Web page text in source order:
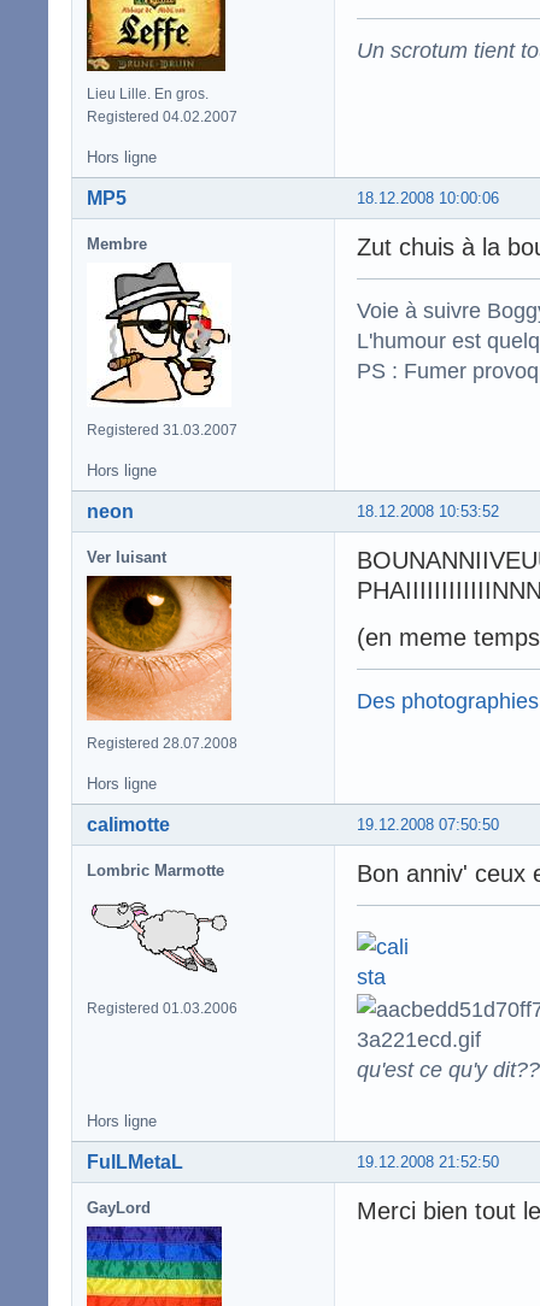
Lieu Lille. En gros.
Registered 04.02.2007
Un scrotum tient
Hors ligne
18.12.2008 10:00:06
MP5
Membre
Registered 31.03.2007
Zut chuis à la
Voie à suivre
L'humour est
PS : Fumer
Hors ligne
18.12.2008 10:53:52
neon
Ver luisant
Registered 28.07.2008
(en meme
Des
Hors ligne
19.12.2008 07:50:50
calimotte
Lombric Marmotte
Registered 01.03.2006
Bon anniv' ceux
qu'est ce qu'y
Hors ligne
19.12.2008 21:52:50
FulLMetaL
GayLord Merci bien tout